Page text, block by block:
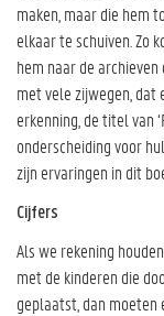
maken, maar die hem
elkaar te schuiven. Zo
hem naar de
met vele zijwegen, dat
erkenning, de titel van
onderscheiding voor
zijn ervaringen in dit
Cijfers
Als we rekening
met de kinderen die
geplaatst, dan moeten